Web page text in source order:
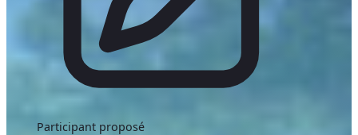
Participant proposé